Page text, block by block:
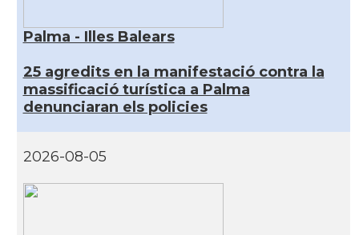
Palma - Illes Balears
25 agredits en la manifestació contra la
massificació turística a Palma
denunciaran els policies
2026-08-05